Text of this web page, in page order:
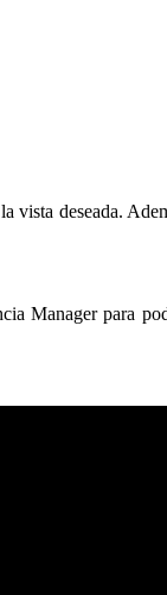
deseada.
Manager para